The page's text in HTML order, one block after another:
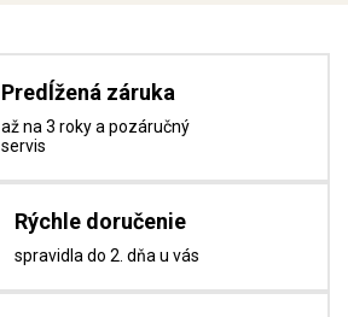
Predĺžená záruka
až na 3 roky a pozáručný
servis
Rýchle doručenie
spravidla do 2. dňa u vás